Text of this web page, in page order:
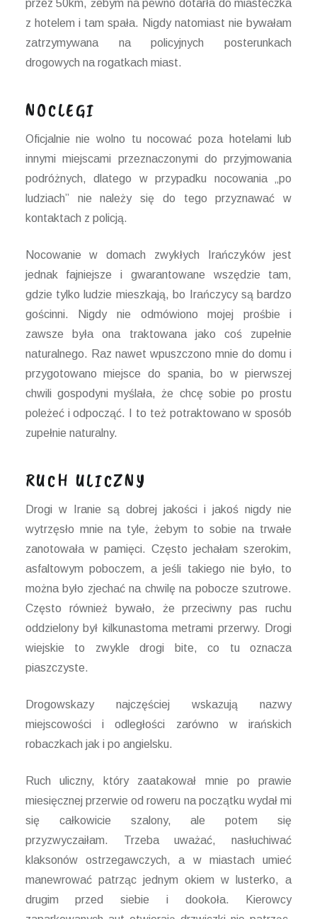
przez 50km, żebym na pewno dotarła do miasteczka
z hotelem i tam spała. Nigdy natomiast nie bywałam
zatrzymywana na policyjnych posterunkach
drogowych na rogatkach miast.
NOCLEGI
Oficjalnie nie wolno tu nocować poza hotelami lub
innymi miejscami przeznaczonymi do przyjmowania
podróżnych, dlatego w przypadku nocowania „po
ludziach” nie należy się do tego przyznawać w
kontaktach z policją.
Nocowanie w domach zwykłych Irańczyków jest
jednak fajniejsze i gwarantowane wszędzie tam,
gdzie tylko ludzie mieszkają, bo Irańczycy są bardzo
gościnni. Nigdy nie odmówiono mojej prośbie i
zawsze była ona traktowana jako coś zupełnie
naturalnego. Raz nawet wpuszczono mnie do domu i
przygotowano miejsce do spania, bo w pierwszej
chwili gospodyni myślała, że chcę sobie po prostu
poleżeć i odpocząć. I to też potraktowano w sposób
zupełnie naturalny.
RUCH ULICZNY
Drogi w Iranie są dobrej jakości i jakoś nigdy nie
wytrzęsło mnie na tyle, żebym to sobie na trwałe
zanotowała w pamięci. Często jechałam szerokim,
asfaltowym poboczem, a jeśli takiego nie było, to
można było zjechać na chwilę na pobocze szutrowe.
Często również bywało, że przeciwny pas ruchu
oddzielony był kilkunastoma metrami przerwy. Drogi
wiejskie to zwykle drogi bite, co tu oznacza
piaszczyste.
Drogowskazy najczęściej wskazują nazwy
miejscowości i odległości zarówno w irańskich
robaczkach jak i po angielsku.
Ruch uliczny, który zaatakował mnie po prawie
miesięcznej przerwie od roweru na początku wydał mi
się całkowicie szalony, ale potem się
przyzwyczaiłam. Trzeba uważać, nasłuchiwać
klaksonów ostrzegawczych, a w miastach umieć
manewrować patrząc jednym okiem w lusterko, a
drugim przed siebie i dookoła. Kierowcy